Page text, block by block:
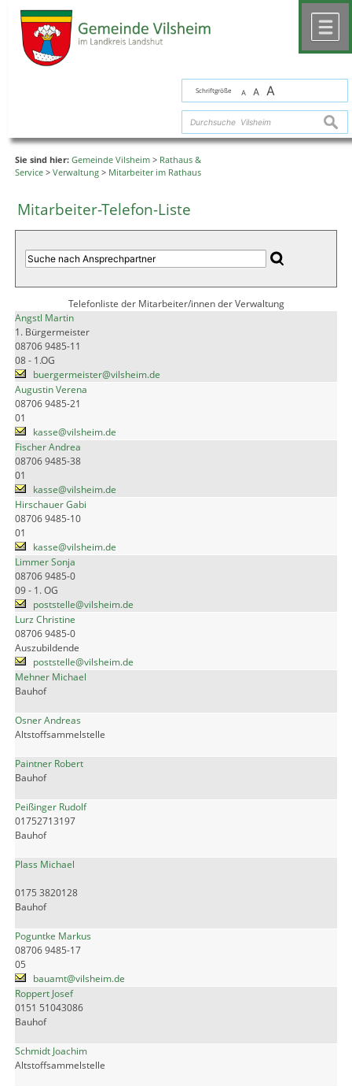
Schriftgröße A A A
Sie sind hier: Gemeinde Vilsheim > Rathaus &
Service > Verwaltung > Mitarbeiter im Rathaus
Mitarbeiter-Telefon-Liste
Telefonliste der Mitarbeiter/innen der Verwaltung
Angstl Martin
1. Bürgermeister
08706 9485-11
08 - 1.OG
buergermeister@vilsheim.de
Augustin Verena
08706 9485-21
01
kasse@vilsheim.de
Fischer Andrea
08706 9485-38
01
kasse@vilsheim.de
Hirschauer Gabi
08706 9485-10
01
kasse@vilsheim.de
Limmer Sonja
08706 9485-0
09 - 1. OG
poststelle@vilsheim.de
Lurz Christine
08706 9485-0
Auszubildende
poststelle@vilsheim.de
Mehner Michael
Bauhof
Osner Andreas
Altstoffsammelstelle
Paintner Robert
Bauhof
Peißinger Rudolf
01752713197
Bauhof
Plass Michael
0175 3820128
Bauhof
Poguntke Markus
08706 9485-17
05
bauamt@vilsheim.de
Roppert Josef
0151 51043086
Bauhof
Schmidt Joachim
Altstoffsammelstelle